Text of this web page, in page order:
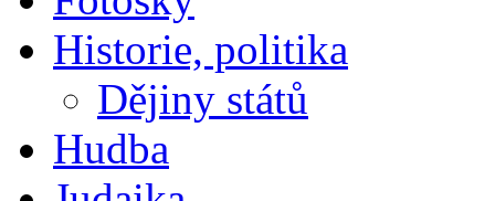
Historie, politika
Dějiny států
Hudba